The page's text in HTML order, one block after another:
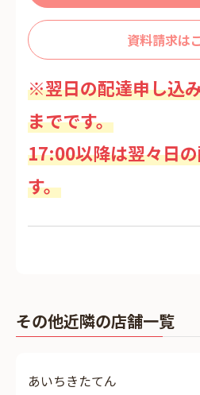
資料請求は
※翌日の配達申し込
までです。
17:00以降は翌々日
す。
その他近隣の店舗一覧
あいちきたてん